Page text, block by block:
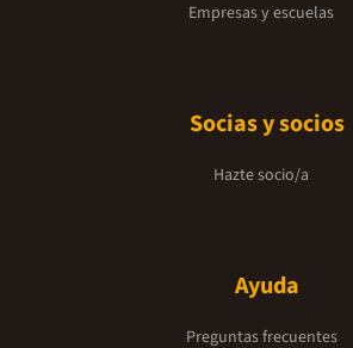
Empresas y escuelas
Socias y socios
Hazte socio/a
Ayuda
Preguntas frecuentes